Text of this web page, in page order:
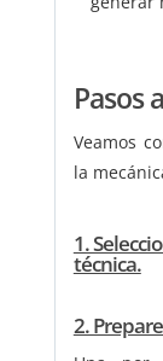
Pasos
Veamos
la
1.
técnica.
2.